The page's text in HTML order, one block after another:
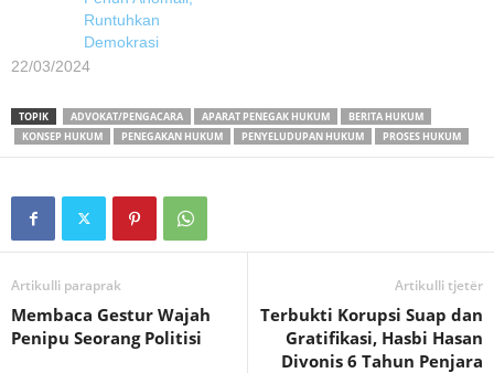
Runtuhkan
Demokrasi
22/03/2024
TOPIK ADVOKAT/PENGACARA APARAT PENEGAK HUKUM
BERITA HUKUM
KONSEP HUKUM
PENEGAKAN HUKUM PENYELUDUPAN HUKUM PROSES HUKUM
Artikulli paraprak
Membaca Gestur Wajah
Penipu Seorang Politisi
Artikulli tjetër
Terbukti Korupsi Suap dan
Gratifikasi, Hasbi Hasan
Divonis 6 Tahun Penjara